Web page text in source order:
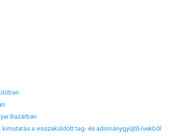
Bazárban
a visszaküldött tag- és adománygyűjtő-ívekből